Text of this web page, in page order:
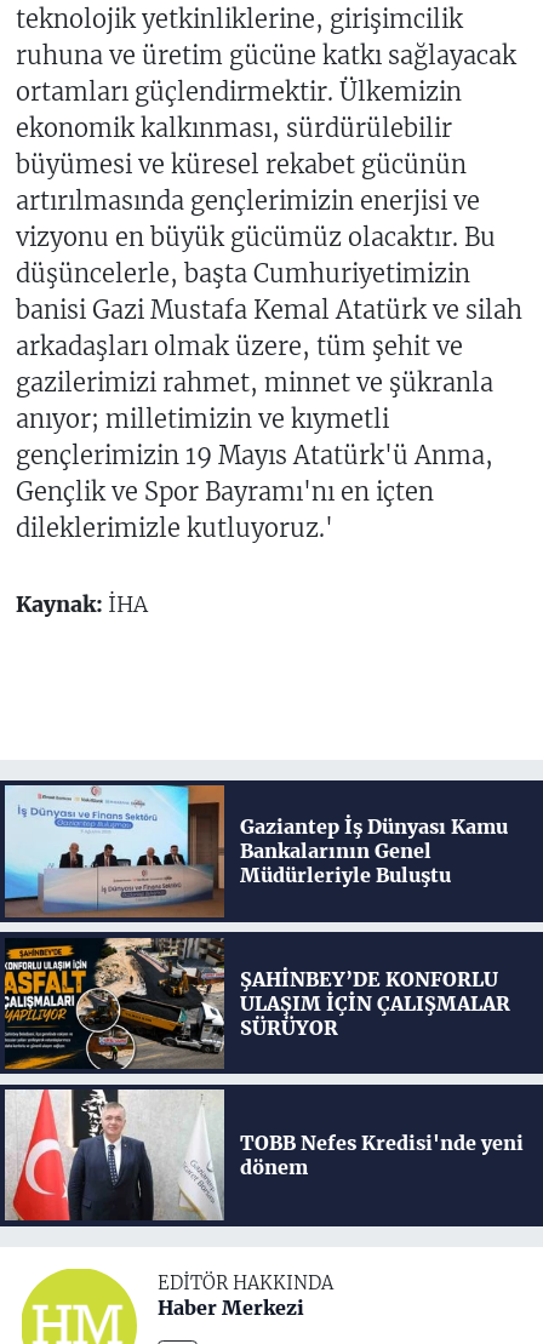
teknolojik yetkinliklerine, girişimcilik
ruhuna ve üretim gücüne katkı sağlayacak
ortamları güçlendirmektir. Ülkemizin
ekonomik kalkınması, sürdürülebilir
büyümesi ve küresel rekabet gücünün
artırılmasında gençlerimizin enerjisi ve
vizyonu en büyük gücümüz olacaktır. Bu
düşüncelerle, başta Cumhuriyetimizin
banisi Gazi Mustafa Kemal Atatürk ve silah
arkadaşları olmak üzere, tüm şehit ve
gazilerimizi rahmet, minnet ve şükranla
anıyor; milletimizin ve kıymetli
gençlerimizin 19 Mayıs Atatürk'ü Anma,
Gençlik ve Spor Bayramı'nı en içten
dileklerimizle kutluyoruz.'
Kaynak: İHA
Gaziantep İş Dünyası Kamu
Bankalarının Genel
Müdürleriyle Buluştu
ŞAHİNBEY’DE KONFORLU
ULAŞIM İÇİN ÇALIŞMALAR
SÜRÜYOR
TOBB Nefes Kredisi'nde yeni
dönem
EDITÖR HAKKINDA
Haber Merkezi